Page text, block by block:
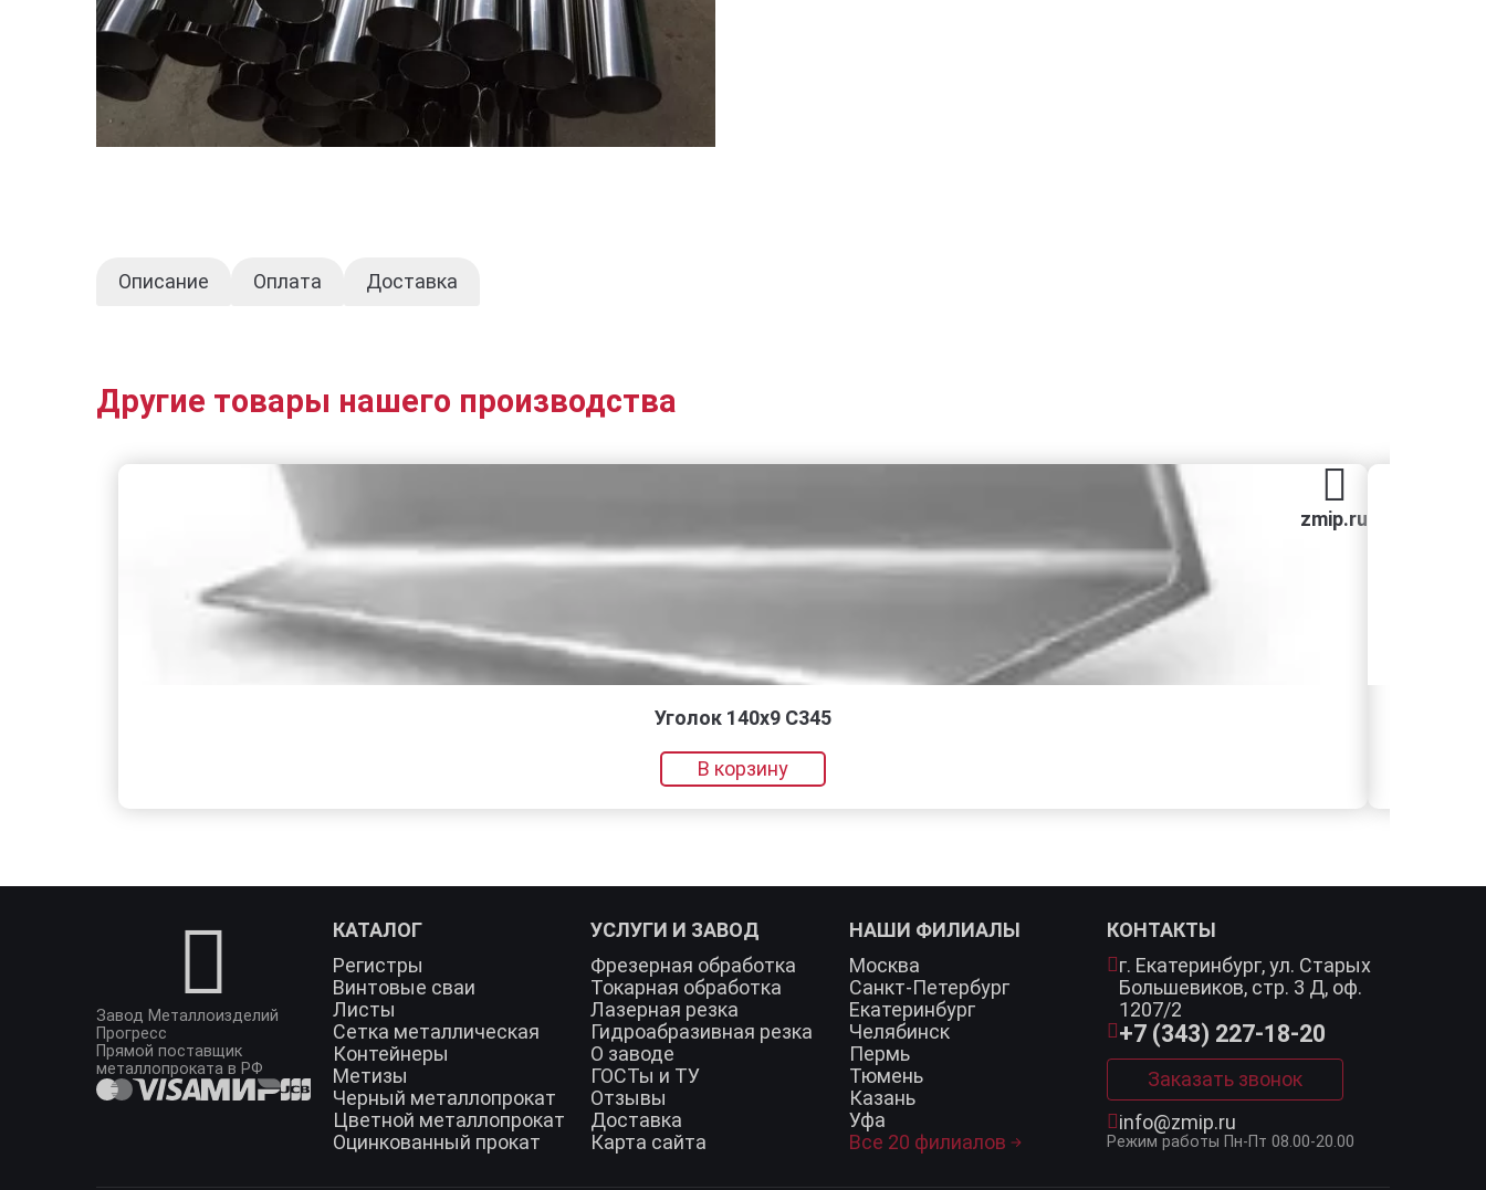
Описание Оплата Доставка
Другие товары нашего производства
zmip.ru
Уголок 140х9 С345
В корзину
Завод Металлоизделий
Прогресс
Прямой поставщик
металлопроката в РФ
КАТАЛОГ
Регистры
Винтовые сваи
Листы
Сетка металлическая
Контейнеры
Метизы
Черный металлопрокат
Цветной металлопрокат
Оцинкованный прокат
УСЛУГИ И ЗАВОД
Фрезерная обработка
Токарная обработка
Лазерная резка
Гидроабразивная резка
О заводе
ГОСТы и ТУ
Отзывы
Доставка
Карта сайта
НАШИ ФИЛИАЛЫ
Москва
Санкт-Петербург
Екатеринбург
Челябинск
Пермь
Тюмень
Казань
Уфа
Все 20 филиалов
КОНТАКТЫ
г. Екатеринбург,ул. Старых
Большевиков, стр. 3 Д, оф.
1207/2
+7 (343) 227-18-20
Заказать звонок
info@zmip.ru
Режим работы Пн-Пт 08.00-20.00